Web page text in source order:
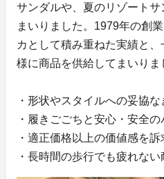
サンダルや、夏のリゾート
まいりました。1979年の創
カとして積み重ねた実績と
様に商品を供給してまいりま
・形状やスタイルへの妥協
・履きごごちと安心・安全の
・適正価格以上の価値感を
・長時間の歩行でも疲れない